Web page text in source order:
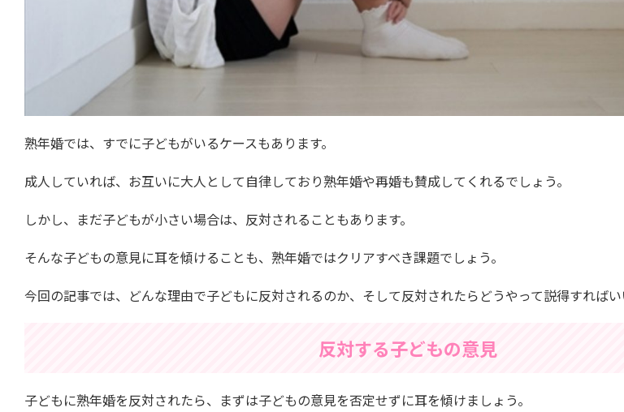
熟年婚では、すでに子どもがいるケースもあります。
成人していれば、お互いに大人として自律しており熟年婚や再婚も賛成してくれるでしょう。
しかし、まだ子どもが小さい場合は、反対されることもあります。
そんな子どもの意見に耳を傾けることも、熟年婚ではクリアすべき課題でしょう。
今回の記事では、どんな理由で子どもに反対されるのか、そして反対されたらどうやって説得すればい
反対する子どもの意見
子どもに熟年婚を反対されたら、まずは子どもの意見を否定せずに耳を傾けましょう。